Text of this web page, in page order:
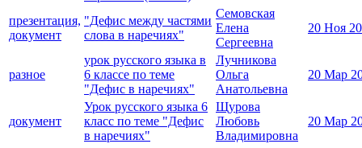
презентация,
документ
"Дефис между частями
слова в наречиях"
Семовская
Елена
Сергеевна
20 Ноя
разное
урок русского языка в
6 классе по теме
"Дефис в наречиях"
Лучникова
Ольга
Анатольевна
20 Мар
документ
Урок русского языка 6
класс по теме "Дефис
в наречиях"
Щурова
Любовь
Владимировна
20 Мар